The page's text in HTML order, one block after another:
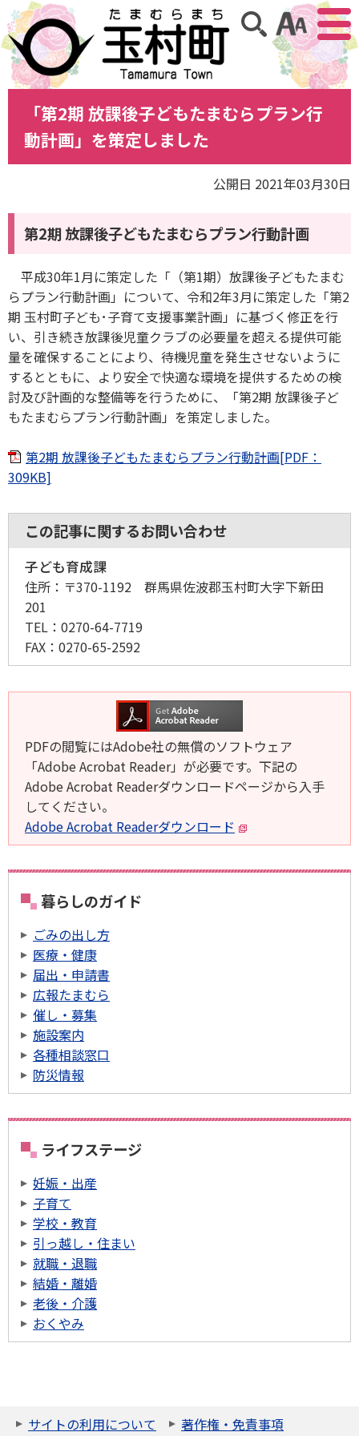
アクセ
サイト内検索
「第2期 放課後子どもたまむらプラン行
動計画」を策定しました
公開日 2021年03月30日
第2期 放課後子どもたまむらプラン行動計画
平成30年1月に策定した「（第1期）放課後子どもたまむ
らプラン行動計画」について、令和2年3月に策定した「第2
期 玉村町子ども･子育て支援事業計画」に基づく修正を行
い、引き続き放課後児童クラブの必要量を超える提供可能
量を確保することにより、待機児童を発生させないように
するとともに、より安全で快適な環境を提供するための検
討及び計画的な整備等を行うために、「第2期 放課後子ど
もたまむらプラン行動計画」を策定しました。
第2期 放課後子どもたまむらプラン行動計画[PDF：
309KB]
この記事に関するお問い合わせ
子ども育成課
住所： 〒370-1192 群馬県佐波郡玉村町大字下新田
201
TEL： 0270-64-7719
FAX： 0270-65-2592
PDFの閲覧にはAdobe社の無償のソフトウェア
「Adobe Acrobat Reader」が必要です。下記の
Adobe Acrobat Readerダウンロードページから入手
してください。
Adobe Acrobat Readerダウンロード
暮らしのガイド
ごみの出し方
医療・健康
届出・申請書
広報たまむら
催し・募集
施設案内
各種相談窓口
防災情報
ライフステージ
妊娠・出産
子育て
学校・教育
引っ越し・住まい
就職・退職
結婚・離婚
老後・介護
おくやみ
サイトの利用について
著作権・免責事項